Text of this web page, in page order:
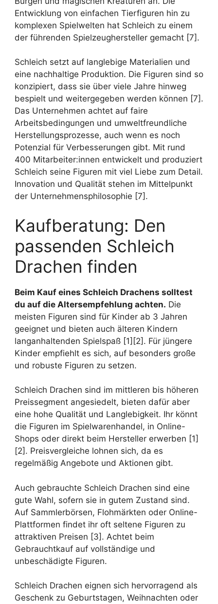
Entwicklung von einfachen Tierfiguren hin zu
komplexen Spielwelten hat Schleich zu einem
der führenden Spielzeughersteller gemacht [7].
Schleich setzt auf langlebige Materialien und
eine nachhaltige Produktion. Die Figuren sind so
konzipiert, dass sie über viele Jahre hinweg
bespielt und weitergegeben werden können [7].
Das Unternehmen achtet auf faire
Arbeitsbedingungen und umweltfreundliche
Herstellungsprozesse, auch wenn es noch
Potenzial für Verbesserungen gibt. Mit rund
400 Mitarbeiter:innen entwickelt und produziert
Schleich seine Figuren mit viel Liebe zum Detail.
Innovation und Qualität stehen im Mittelpunkt
der Unternehmensphilosophie [7].
Kaufberatung: Den
passenden Schleich
Drachen finden
Beim Kauf eines Schleich Drachens solltest
du auf die Altersempfehlung achten. Die
meisten Figuren sind für Kinder ab 3 Jahren
geeignet und bieten auch älteren Kindern
langanhaltenden Spielspaß [1][2]. Für jüngere
Kinder empfiehlt es sich, auf besonders große
und robuste Figuren zu setzen.
Schleich Drachen sind im mittleren bis höheren
Preissegment angesiedelt, bieten dafür aber
eine hohe Qualität und Langlebigkeit. Ihr könnt
die Figuren im Spielwarenhandel, in Online-
Shops oder direkt beim Hersteller erwerben [1]
[2]. Preisvergleiche lohnen sich, da es
regelmäßig Angebote und Aktionen gibt.
Auch gebrauchte Schleich Drachen sind eine
gute Wahl, sofern sie in gutem Zustand sind.
Auf Sammlerbörsen, Flohmärkten oder Online-
Plattformen findet ihr oft seltene Figuren zu
attraktiven Preisen [3]. Achtet beim
Gebrauchtkauf auf vollständige und
unbeschädigte Figuren.
Schleich Drachen eignen sich hervorragend als
Geschenk zu Geburtstagen, Weihnachten oder